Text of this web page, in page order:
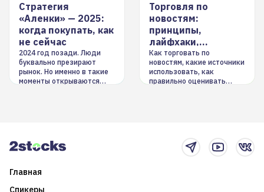
Стратегия
«Аленки» — 2025:
когда покупать, как
не сейчас
2024 год позади. Люди
буквально презирают
рынок. Но именно в такие
моменты открываются
Торговля по
новостям:
принципы,
лайфхаки,
инструменты
Как торговать по
новостям, какие источники
использовать, как
правильно оценивать
Главная
Спикеры